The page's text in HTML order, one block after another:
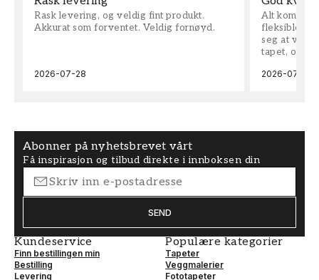
Rask levering, og veldig fint produkt.
Akkurat som forventet. Veldig fornøyd.
2026-07-28
Alt kom
fleksible på
seg at vi
tapet, og
2026-07-04
Abonner på nyhetsbrevet vårt
Få inspirasjon og tilbud direkte i innboksen din
SEND
Kundeservice
Finn bestillingen min
Bestilling
Levering
Populære kategorier
Tapeter
Veggmalerier
Fototapeter